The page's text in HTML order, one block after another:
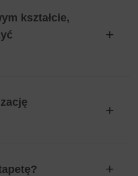
kształcie,